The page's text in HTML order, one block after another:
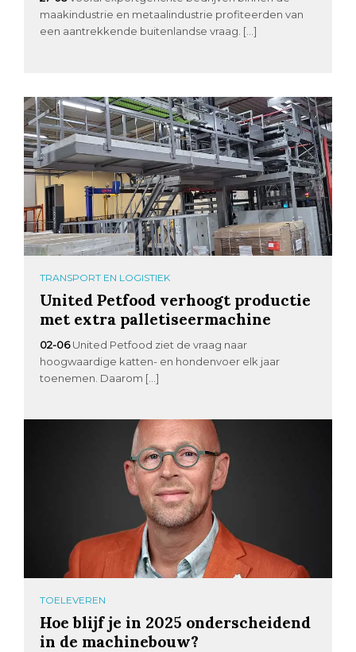
maakindustrie en metaalindustrie profiteerden van
een aantrekkende buitenlandse vraag. […]
TRANSPORT EN LOGISTIEK
United Petfood verhoogt productie
met extra palletiseermachine
02-06 United Petfood ziet de vraag naar
hoogwaardige katten- en hondenvoer elk jaar
toenemen. Daarom […]
TOELEVEREN
Hoe blijf je in 2025 onderscheidend
in de machinebouw?